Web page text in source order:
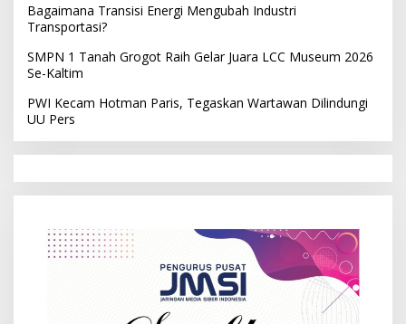
Bagaimana Transisi Energi Mengubah Industri
Transportasi?
SMPN 1 Tanah Grogot Raih Gelar Juara LCC Museum 2026
Se-Kaltim
PWI Kecam Hotman Paris, Tegaskan Wartawan Dilindungi
UU Pers